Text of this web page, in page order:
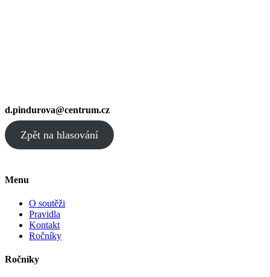
d.pindurova@centrum.cz
Zpět na hlasování
Menu
O soutěži
Pravidla
Kontakt
Ročníky
Ročníky